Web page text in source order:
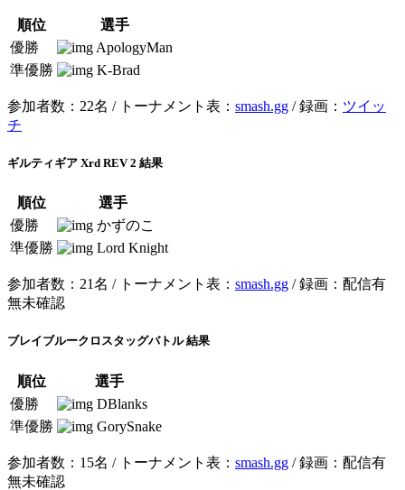
順位
選手
優勝
ApologyMan
準優勝
K-Brad
参加者数：22名 / トーナメント表： smash.gg / 録画： ツイッ
チ
ギルティギア Xrd REV 2 結果
順位
選手
優勝
かずのこ
準優勝
Lord Knight
参加者数：21名 / トーナメント表： smash.gg / 録画：配信有
無未確認
ブレイブルークロスタッグバトル 結果
順位
選手
優勝
DBlanks
準優勝
GorySnake
参加者数：15名 / トーナメント表： smash.gg / 録画：配信有
無未確認